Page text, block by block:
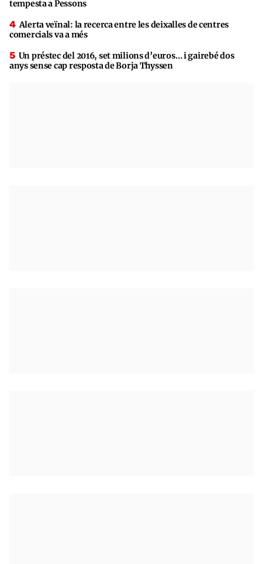
tempesta a Pessons
Alerta veïnal: la recerca entre les deixalles de centres
comercials va a més
Un préstec del 2016, set milions d’euros… i gairebé dos
anys sense cap resposta de Borja Thyssen